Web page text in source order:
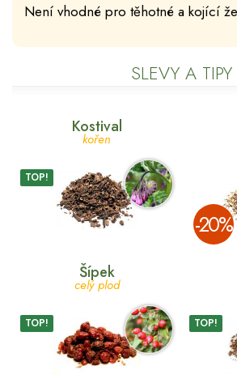
Není vhodné pro těhotné a kojící
SLEVY A TIPY
Kostival
kořen
TOP!
­-20%
Šípek
celý plod
TOP! TOP!